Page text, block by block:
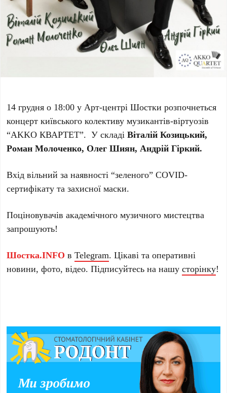
14 грудня о 18:00 у Арт-центрі Шостки розпочнеться
концерт київського колективу музикантів-віртуозів
“AKKO КВАРТЕТ”. У складіВіталій Козицький,
Роман Молоченко, Олег Шиян, Андрій Гіркий.
Вхід вільний за наявності “зеленого” COVID-
сертифікату та захисної маски.
Поціновувачів академічного музичного мистецтва
запрошують!
Шостка.INFO вTelegram. Цікаві та оперативні
новини, фото, відео. Підписуйтесь на нашусторінку!